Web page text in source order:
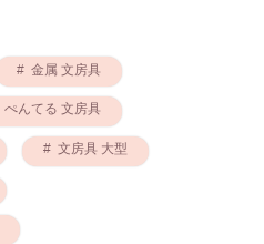
金属 文房具
ぺんてる 文房具
文房具 大型